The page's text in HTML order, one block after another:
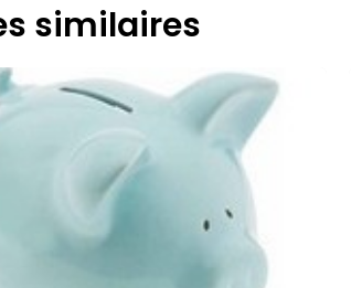
similaires